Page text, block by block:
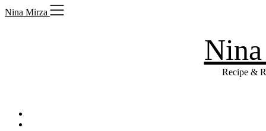
Skip
to
Nina Mirza
Recipe &